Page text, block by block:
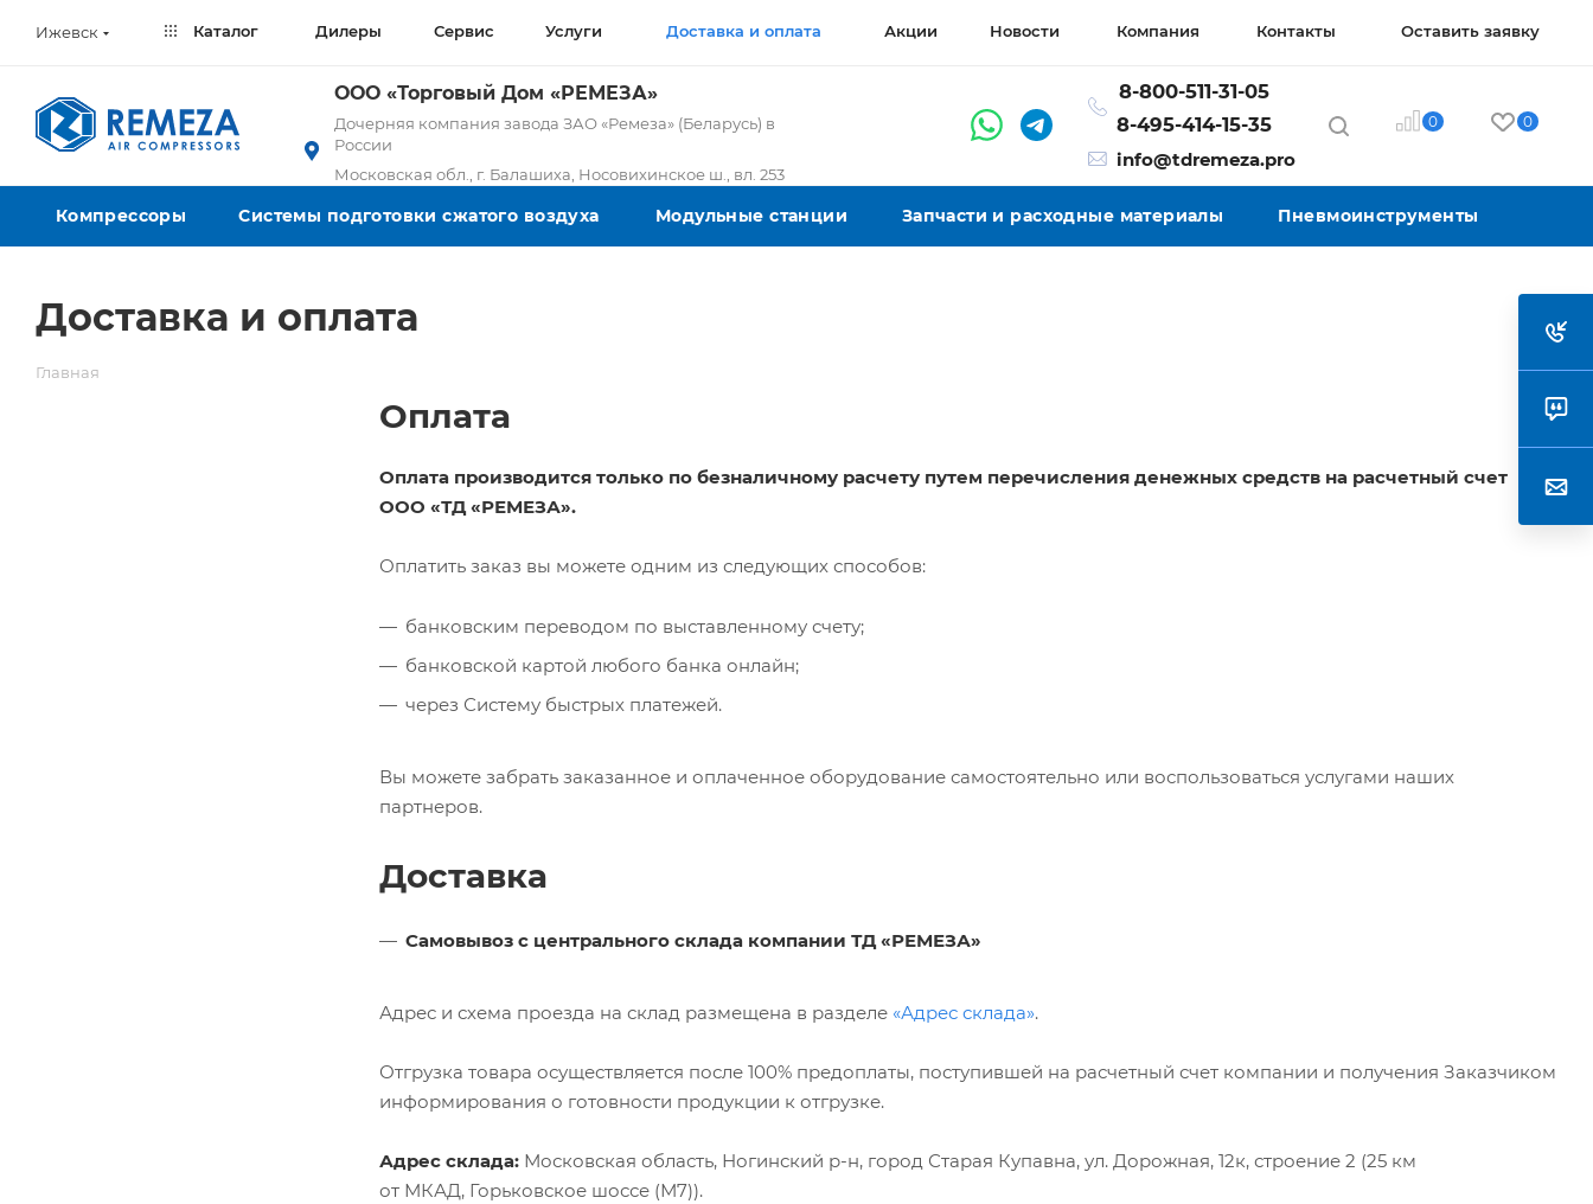
Ижевск Каталог Дилеры Сервис Услуги Доставка и оплата Акции Новости Компания Контакты Оставить заявку
ООО «Торговый Дом «РЕМЕЗА»
Дочерняя компания завода ЗАО «Ремеза» (Беларусь) в
России
Московская обл., г. Балашиха, Носовихинское ш., вл. 253
8-800-511-31-05
8-495-414-15-35
info@tdremeza.pro
0 0
Компрессоры Системы подготовки сжатого воздуха Модульные станции Запчасти и расходные материалы Пневмоинструменты
Доставка и оплата
Главная
Оплата
Оплата производится только по безналичному расчету путем перечисления денежных средств на расчетный счет
ООО «ТД «РЕМЕЗА».
Оплатить заказ вы можете одним из следующих способов:
банковским переводом по выставленному счету;
банковской картой любого банка онлайн;
через Систему быстрых платежей.
Вы можете забрать заказанное и оплаченное оборудование самостоятельно или воспользоваться услугами наших
партнеров.
Доставка
Самовывоз с центрального склада компании ТД «РЕМЕЗА»
Адрес и схема проезда на склад размещена в разделе «Адрес склада».
Отгрузка товара осуществляется после 100% предоплаты, поступившей на расчетный счет компании и получения Заказчиком
информирования о готовности продукции к отгрузке.
Адрес склада: Московская область, Ногинский р-н, город Старая Купавна, ул. Дорожная, 12к, строение 2 (25 км
от МКАД, Горьковское шоссе (М7)).